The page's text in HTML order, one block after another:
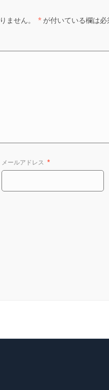
ません。 * が付いている欄は
メールアドレス *